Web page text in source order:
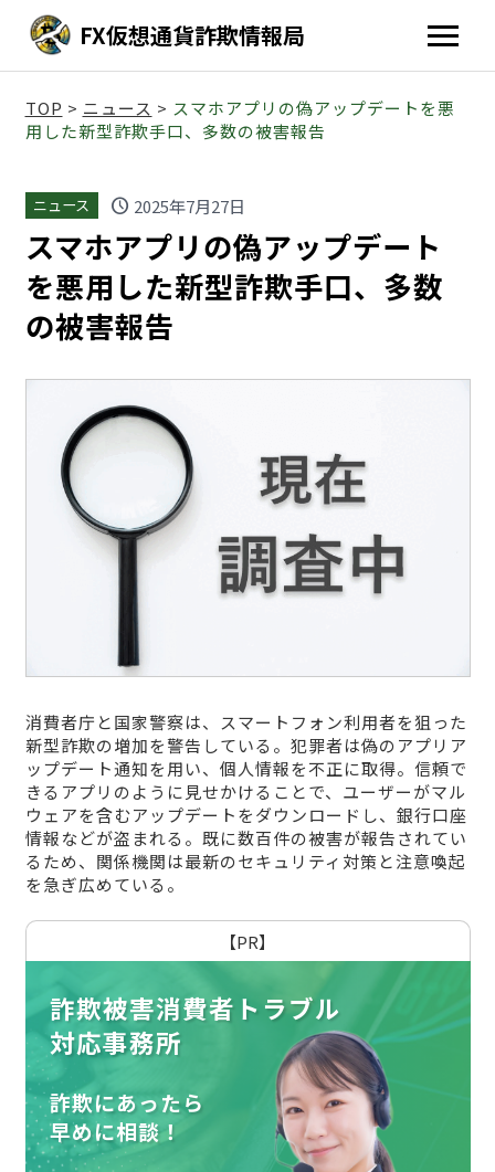
FX仮想通貨詐欺情報局
TOP > ニュース > スマホアプリの偽アップデートを悪
用した新型詐欺手口、多数の被害報告
ニュース schedule 2025年7月27日
スマホアプリの偽アップデート
を悪用した新型詐欺手口、多数
の被害報告
消費者庁と国家警察は、スマートフォン利用者を狙った
新型詐欺の増加を警告している。犯罪者は偽のアプリア
ップデート通知を用い、個人情報を不正に取得。信頼で
きるアプリのように見せかけることで、ユーザーがマル
ウェアを含むアップデートをダウンロードし、銀行口座
情報などが盗まれる。既に数百件の被害が報告されてい
るため、関係機関は最新のセキュリティ対策と注意喚起
を急ぎ広めている。
【PR】
詐欺被害消費者トラブル
対応事務所
詐欺にあったら
早めに相談！